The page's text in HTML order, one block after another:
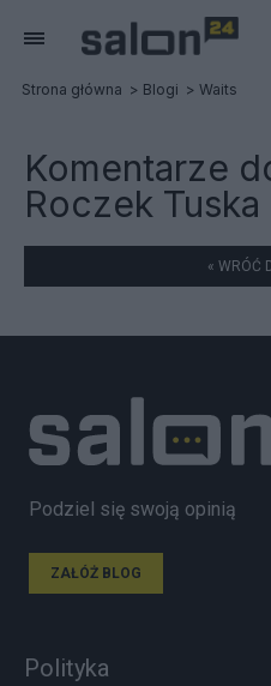
Strona główna Blogi Waits
Komentarze
Roczek
« WRÓĆ
Podziel się swoją opinią
ZAŁÓŻ BLOG
Polityka